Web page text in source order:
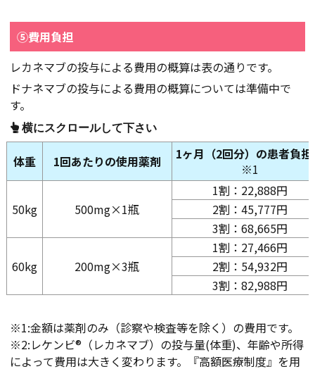
⑤費用負担
レカネマブの投与による費用の概算は表の通りです。
ドナネマブの投与による費用の概算については準備中で
す。
体重 1回あたりの使用薬剤
1ヶ月（2回分）の患者負
※1
50kg 500mg×1瓶
1割：22,888円
2割：45,777円
3割：68,665円
60kg 200mg×3瓶
1割：27,466円
2割：54,932円
3割：82,988円
※1:金額は薬剤のみ（診察や検査等を除く）の費用です。
※2:レケンビ®（レカネマブ）の投与量(体重)、年齢や所得
によって費用は大きく変わります。『高額医療制度』を用